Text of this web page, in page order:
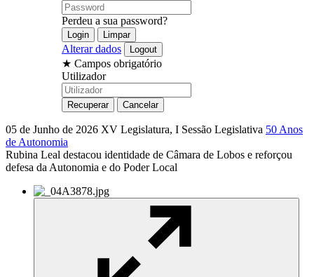
Perdeu a sua password?
Alterar dados
★ Campos obrigatório
Utilizador
05 de Junho de 2026 XV Legislatura, I Sessão Legislativa 50 Anos
de Autonomia
Rubina Leal destacou identidade de Câmara de Lobos e reforçou
defesa da Autonomia e do Poder Local